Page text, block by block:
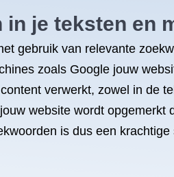
je teksten en
gebruik van relevante
zoals Google jouw
verwerkt, zowel in de
website wordt
is dus een